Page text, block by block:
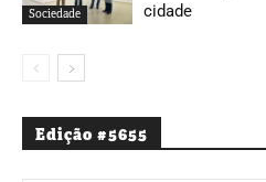
Sociedade
cidade
Edição #5655